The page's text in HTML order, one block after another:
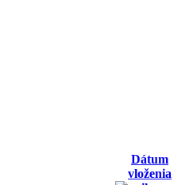
Dátum
vloženia